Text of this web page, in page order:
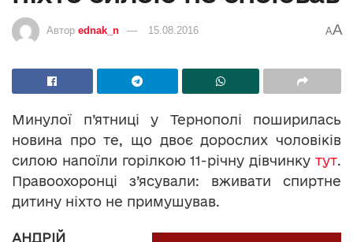
Автор ednak_n 15.08.2016 AA
Минулої п’ятниці у Тернополі поширилась
новина про те, що двоє дорослих чоловіків
силою напоїли горілкою 11-річну дівчинку тут.
Правоохоронці з’ясували: вживати спиртне
дитину ніхто не примушував.
АНДРІЙ